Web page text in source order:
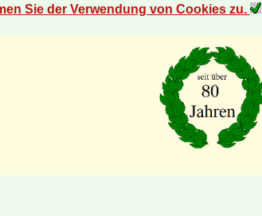
Sie der Verwendung von Cookies zu.